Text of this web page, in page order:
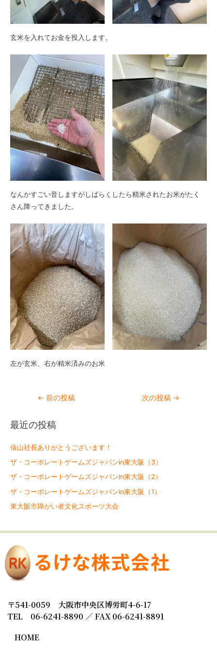
玄米を入れてお金を投入します。
なんかすごい音しますがしばらくしたら精米されたお米がたく
さん降ってきました。
左が玄米、右が精米済みのお米
← 前の投稿 次の投稿 →
最近の投稿
俵山社長ありがとうございます！
ザ・コーポレートゲームズジャパンin東大阪（3）
ザ・コーポレートゲームズジャパンin東大阪（2）
ザ・コーポレートゲームズジャパンin東大阪（1）
東大阪市障がい者文化スポーツ大会
〒541-0059 大阪市中央区博労町4-6-17
TEL 06-6241-8890 ／ FAX 06-6241-8891
HOME